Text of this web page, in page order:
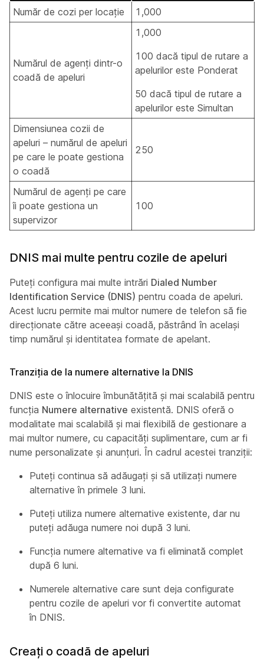
Număr de cozi per locație
1,000
Numărul de agenți dintr-o
coadă de apeluri
1,000
100 dacă tipul de rutare a
apelurilor este Ponderat
50 dacă tipul de rutare a
apelurilor este Simultan
Dimensiunea cozii de
apeluri – numărul de apeluri
pe care le poate gestiona
o coadă
250
Numărul de agenți pe care
îi poate gestiona un
supervizor
100
DNIS mai multe pentru cozile de apeluri
Puteți configura mai multe intrări Dialed Number
Identification Service (DNIS) pentru coada de apeluri.
Acest lucru permite mai multor numere de telefon să fie
direcționate către aceeași coadă, păstrând în același
timp numărul și identitatea formate de apelant.
Tranziția de la numere alternative la DNIS
DNIS este o înlocuire îmbunătățită și mai scalabilă pentru
funcția Numere alternative existentă. DNIS oferă o
modalitate mai scalabilă și mai flexibilă de gestionare a
mai multor numere, cu capacități suplimentare, cum ar fi
nume personalizate și anunțuri. În cadrul acestei tranziții:
Puteți continua să adăugați și să utilizați numere
alternative în primele 3 luni.
Puteți utiliza numere alternative existente, dar nu
puteți adăuga numere noi după 3 luni.
Funcţia numere alternative va fi eliminată complet
după 6 luni.
Numerele alternative care sunt deja configurate
pentru cozile de apeluri vor fi convertite automat
în DNIS.
Creați o coadă de apeluri